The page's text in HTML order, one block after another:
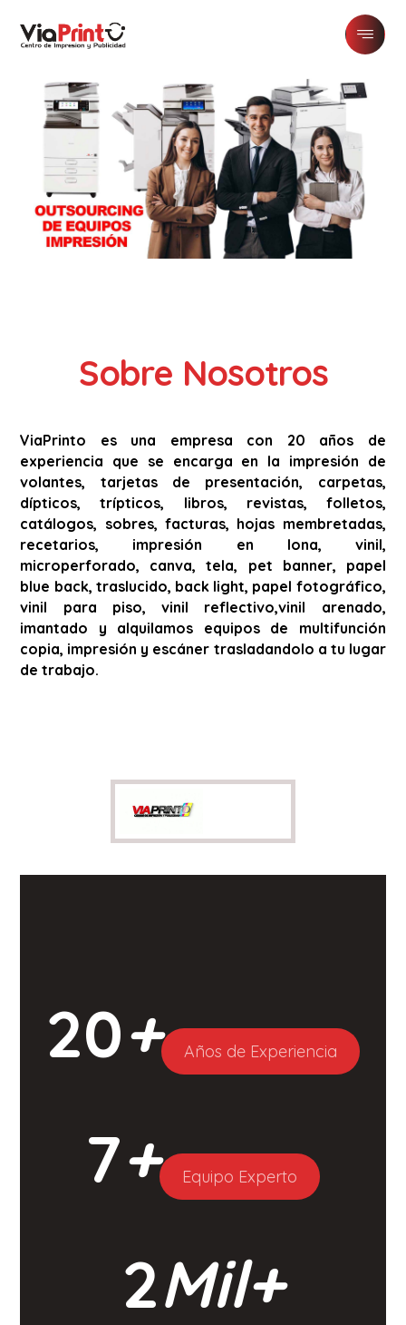
Sobre Nosotros
ViaPrinto es una empresa con 20 años de
experiencia que se encarga en la impresión de
volantes, tarjetas de presentación, carpetas,
dípticos, trípticos, libros, revistas, folletos,
catálogos, sobres, facturas, hojas membretadas,
recetarios, impresión en lona, vinil,
microperforado, canva, tela, pet banner, papel
blue back, traslucido, back light, papel fotográfico,
vinil para piso, vinil reflectivo,vinil arenado,
imantado y alquilamos equipos de multifunción
copia, impresión y escáner trasladandolo a tu lugar
de trabajo.
20+ Años de Experiencia
7+ Equipo Experto
2Mil+